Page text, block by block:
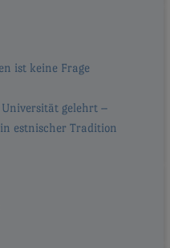
ist keine Frage
gelehrt –
estnischer Tradition